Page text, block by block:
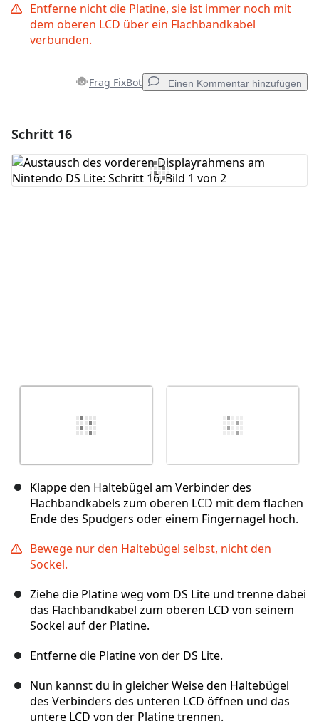
Entferne nicht die Platine, sie ist immer noch mit
dem oberen LCD über ein Flachbandkabel
verbunden.
Frag FixBot Einen Kommentar hinzufügen
Kommentar hinzufügen
Schritt 16
Klappe den Haltebügel am Verbinder des
Flachbandkabels zum oberen LCD mit dem flachen
Ende des Spudgers oder einem Fingernagel hoch.
Bewege nur den Haltebügel selbst, nicht den
Sockel.
Ziehe die Platine weg vom DS Lite und trenne dabei
das Flachbandkabel zum oberen LCD von seinem
Sockel auf der Platine.
Entferne die Platine von der DS Lite.
Nun kannst du in gleicher Weise den Haltebügel
des Verbinders des unteren LCD öffnen und das
untere LCD von der Platine trennen.